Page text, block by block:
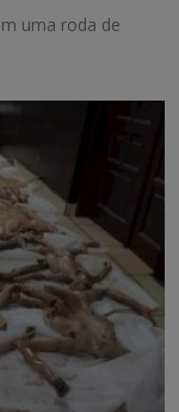
uma roda de